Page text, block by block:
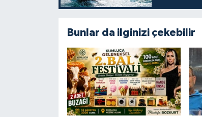
Bunlar da ilginizi çekebilir